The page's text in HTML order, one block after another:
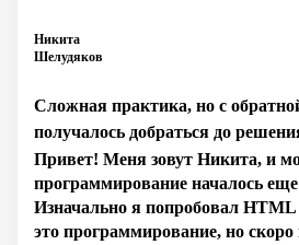
Никита
Шелудяков
Сложная практика, но с
получалось добраться до
Привет! Меня зовут Никита, и
программирование началось еще
Изначально я попробовал HTML
это программирование, но